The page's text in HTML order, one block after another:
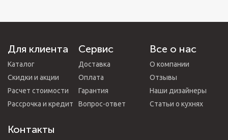
Для клиента
Каталог
Скидки и акции
Расчет стоимости
Рассрочка и кредит
Сервис
Доставка
Оплата
Гарантия
Вопрос-ответ
Все о нас
О компании
Отзывы
Наши дизайнеры
Статьи о кухнях
Контакты